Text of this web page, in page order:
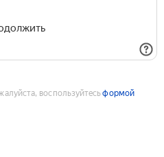
воспользуйтесьформой